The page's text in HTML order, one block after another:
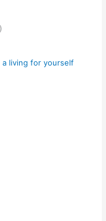
a living for yourself